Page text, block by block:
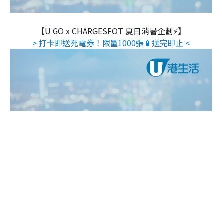
【U GO x CHARGESPOT 夏日消暑企劃⚡】
> 打卡即送充電券！限量1000張🔋送完即止 <